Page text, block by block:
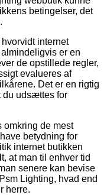
betingelser, det
internet
er en
de opstillede regler,
evalueres af
Det er en rigtig
du udsættes for
omkring de mest
betydning for
internet butikken
at man til enhver tid
senere kan bevise
Lighting, hvad end
herre.